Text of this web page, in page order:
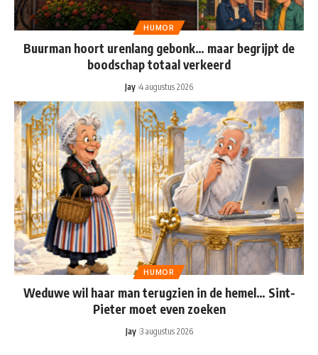
HUMOR
Buurman hoort urenlang gebonk… maar begrijpt de
boodschap totaal verkeerd
Jay 4 augustus 2026
HUMOR
Weduwe wil haar man terugzien in de hemel… Sint-
Pieter moet even zoeken
Jay 3 augustus 2026